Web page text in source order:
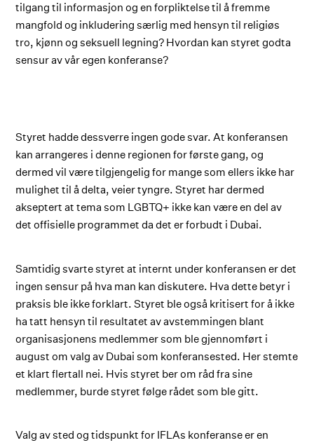
tilgang til informasjon og en forpliktelse til å fremme
mangfold og inkludering særlig med hensyn til religiøs
tro, kjønn og seksuell legning? Hvordan kan styret godta
sensur av vår egen konferanse?
Styret hadde dessverre ingen gode svar. At konferansen
kan arrangeres i denne regionen for første gang, og
dermed vil være tilgjengelig for mange som ellers ikke har
mulighet til å delta, veier tyngre. Styret har dermed
akseptert at tema som LGBTQ+ ikke kan være en del av
det offisielle programmet da det er forbudt i Dubai.
Samtidig svarte styret at internt under konferansen er det
ingen sensur på hva man kan diskutere. Hva dette betyr i
praksis ble ikke forklart. Styret ble også kritisert for å ikke
ha tatt hensyn til resultatet av avstemmingen blant
organisasjonens medlemmer som ble gjennomført i
august om valg av Dubai som konferansested. Her stemte
et klart flertall nei. Hvis styret ber om råd fra sine
medlemmer, burde styret følge rådet som ble gitt.
Valg av sted og tidspunkt for IFLAs konferanse er en